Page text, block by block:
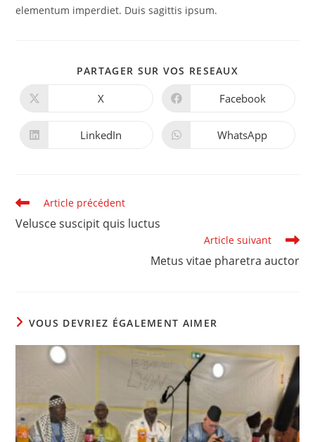
elementum imperdiet. Duis sagittis ipsum.
PARTAGER SUR VOS RESEAUX
Ouvrir
autre
fenêtre
X Ouvrir
autre
fenêtre
Facebook
Ouvrir
LinkedIn Ouvrir
WhatsApp
Read
more
articles
Article précédent
Velusce suscipit quis luctus
Article suivant
Metus vitae pharetra auctor
VOUS DEVRIEZ ÉGALEMENT AIMER